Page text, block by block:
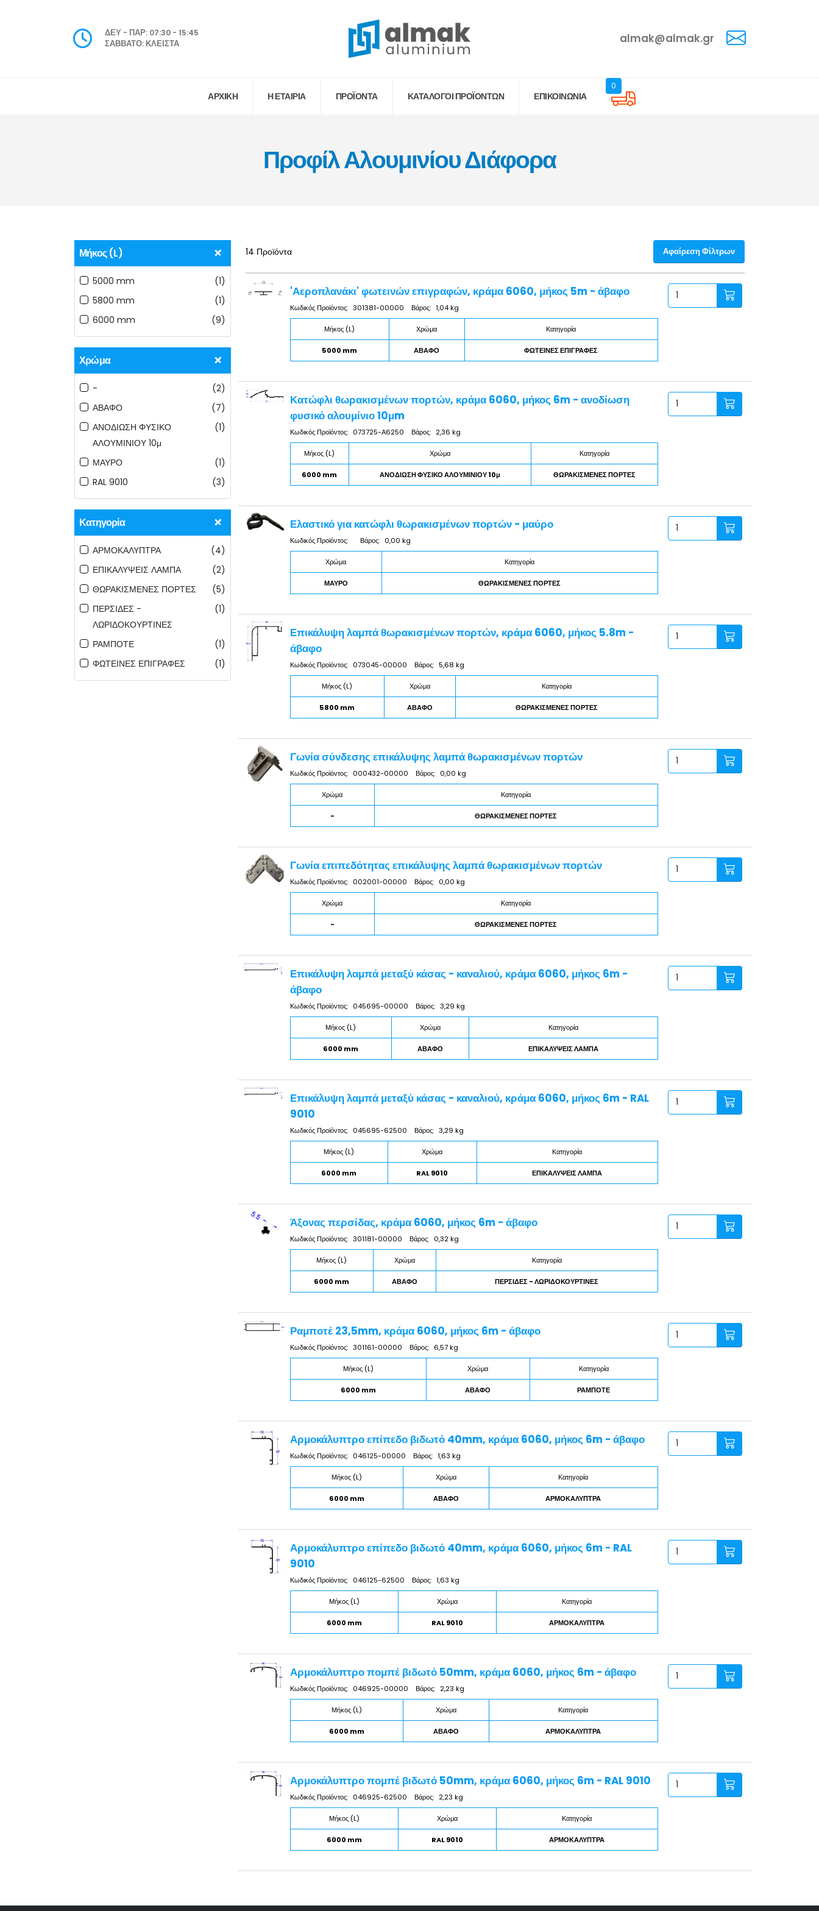
ΔΕΥ - ΠΑΡ: 07:30 - 15:45
ΣΑΒΒΑΤΟ: ΚΛΕΙΣΤΑ
almak@almak.gr
ΑΡΧΙΚΗ Η ΕΤΑΙΡΙΑ ΠΡΟΪΟΝΤΑ ΚΑΤΆΛΟΓΟΙ ΠΡΟΪΌΝΤΩΝ ΕΠΙΚΟΙΝΩΝΙΑ
0
Προφίλ Αλουμινίου Διάφορα
Μήκος (L)
5000 mm
(1)
5800 mm
(1)
6000 mm
(9)
Χρώμα
-
(2)
ΑΒΑΦΟ
(7)
ΑΝΟΔΙΩΣΗ ΦΥΣΙΚΟ
ΑΛΟΥΜΙΝΙΟΥ 10μ
(1)
ΜΑΥΡΟ
(1)
RAL 9010
(3)
Κατηγορία
ΑΡΜΟΚΑΛΥΠΤΡΑ
(4)
ΕΠΙΚΑΛΥΨΕΙΣ ΛΑΜΠΑ
(2)
ΘΩΡΑΚΙΣΜΕΝΕΣ ΠΟΡΤΕΣ
(5)
ΠΕΡΣΙΔΕΣ -
ΛΩΡΙΔΟΚΟΥΡΤΙΝΕΣ
(1)
ΡΑΜΠΟΤΕ
(1)
ΦΩΤΕΙΝΕΣ ΕΠΙΓΡΑΦΕΣ
(1)
14 Προϊόντα Αφαίρεση Φίλτρων
'Αεροπλανάκι' φωτεινών επιγραφών, κράμα 6060, μήκος 5m - άβαφο
Κωδικός Προϊόντος: 301381-00000 Βάρος: 1,04 kg
Μήκος (L) Χρώμα Κατηγορία
5000 mm ΑΒΑΦΟ ΦΩΤΕΙΝΕΣ ΕΠΙΓΡΑΦΕΣ
Κατώφλι θωρακισμένων πορτών, κράμα 6060, μήκος 6m - ανοδίωση
φυσικό αλουμίνιο 10μm
Κωδικός Προϊόντος: 073725-Α6250 Βάρος: 2,36 kg
Μήκος (L) Χρώμα Κατηγορία
6000 mm ΑΝΟΔΙΩΣΗ ΦΥΣΙΚΟ ΑΛΟΥΜΙΝΙΟΥ 10μ ΘΩΡΑΚΙΣΜΕΝΕΣ ΠΟΡΤΕΣ
Ελαστικό για κατώφλι θωρακισμένων πορτών - μαύρο
Κωδικός Προϊόντος: Βάρος: 0,00 kg
Χρώμα Κατηγορία
ΜΑΥΡΟ ΘΩΡΑΚΙΣΜΕΝΕΣ ΠΟΡΤΕΣ
Επικάλυψη λαμπά θωρακισμένων πορτών, κράμα 6060, μήκος 5.8m -
άβαφο
Κωδικός Προϊόντος: 073045-00000 Βάρος: 5,68 kg
Μήκος (L) Χρώμα Κατηγορία
5800 mm ΑΒΑΦΟ ΘΩΡΑΚΙΣΜΕΝΕΣ ΠΟΡΤΕΣ
Γωνία σύνδεσης επικάλυψης λαμπά θωρακισμένων πορτών
Κωδικός Προϊόντος: 000432-00000 Βάρος: 0,00 kg
Χρώμα Κατηγορία
- ΘΩΡΑΚΙΣΜΕΝΕΣ ΠΟΡΤΕΣ
Γωνία επιπεδότητας επικάλυψης λαμπά θωρακισμένων πορτών
Κωδικός Προϊόντος: 002001-00000 Βάρος: 0,00 kg
Χρώμα Κατηγορία
- ΘΩΡΑΚΙΣΜΕΝΕΣ ΠΟΡΤΕΣ
Επικάλυψη λαμπά μεταξύ κάσας - καναλιού, κράμα 6060, μήκος 6m -
άβαφο
Κωδικός Προϊόντος: 045695-00000 Βάρος: 3,29 kg
Μήκος (L) Χρώμα Κατηγορία
6000 mm ΑΒΑΦΟ ΕΠΙΚΑΛΥΨΕΙΣ ΛΑΜΠΑ
Επικάλυψη λαμπά μεταξύ κάσας - καναλιού, κράμα 6060, μήκος 6m - RAL
9010
Κωδικός Προϊόντος: 045695-62500 Βάρος: 3,29 kg
Μήκος (L) Χρώμα Κατηγορία
6000 mm RAL 9010 ΕΠΙΚΑΛΥΨΕΙΣ ΛΑΜΠΑ
Άξονας περσίδας, κράμα 6060, μήκος 6m - άβαφο
Κωδικός Προϊόντος: 301181-00000 Βάρος: 0,32 kg
Μήκος (L) Χρώμα Κατηγορία
6000 mm ΑΒΑΦΟ ΠΕΡΣΙΔΕΣ - ΛΩΡΙΔΟΚΟΥΡΤΙΝΕΣ
Ραμποτέ 23,5mm, κράμα 6060, μήκος 6m - άβαφο
Κωδικός Προϊόντος: 301161-00000 Βάρος: 6,57 kg
Μήκος (L) Χρώμα Κατηγορία
6000 mm ΑΒΑΦΟ ΡΑΜΠΟΤΕ
Αρμοκάλυπτρο επίπεδο βιδωτό 40mm, κράμα 6060, μήκος 6m - άβαφο
Κωδικός Προϊόντος: 046125-00000 Βάρος: 1,63 kg
Μήκος (L) Χρώμα Κατηγορία
6000 mm ΑΒΑΦΟ ΑΡΜΟΚΑΛΥΠΤΡΑ
Αρμοκάλυπτρο επίπεδο βιδωτό 40mm, κράμα 6060, μήκος 6m - RAL
9010
Κωδικός Προϊόντος: 046125-62500 Βάρος: 1,63 kg
Μήκος (L) Χρώμα Κατηγορία
6000 mm RAL 9010 ΑΡΜΟΚΑΛΥΠΤΡΑ
Αρμοκάλυπτρο πομπέ βιδωτό 50mm, κράμα 6060, μήκος 6m - άβαφο
Κωδικός Προϊόντος: 046925-00000 Βάρος: 2,23 kg
Μήκος (L) Χρώμα Κατηγορία
6000 mm ΑΒΑΦΟ ΑΡΜΟΚΑΛΥΠΤΡΑ
Αρμοκάλυπτρο πομπέ βιδωτό 50mm, κράμα 6060, μήκος 6m - RAL 9010
Κωδικός Προϊόντος: 046925-62500 Βάρος: 2,23 kg
Μήκος (L) Χρώμα Κατηγορία
6000 mm RAL 9010 ΑΡΜΟΚΑΛΥΠΤΡΑ